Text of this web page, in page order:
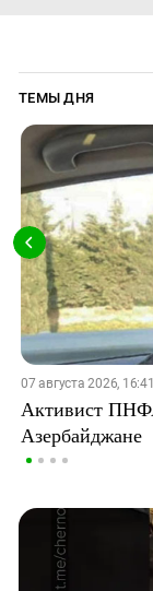
ТЕМЫ ДНЯ
07 августа 2026, 16:41
Активист
Азербайджане